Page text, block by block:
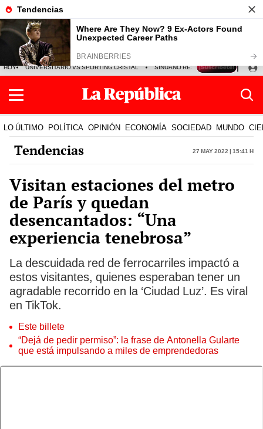
HOY UNIVERSITARIO VS SPORTING CRISTAL SINUANO RESULTADOS HOY
LO ÚLTIMO POLÍTICA OPINIÓN ECONOMÍA SOCIEDAD MUNDO
Tendencias 27 May 2022 | 15:41 h
Visitan estaciones del metro
de París y quedan
desencantados: “Una
experiencia tenebrosa”
La descuidada red de ferrocarriles impactó a
estos visitantes, quienes esperaban tener un
agradable recorrido en la ‘Ciudad Luz’. Es viral
en TikTok.
Este billete
“Dejá de pedir permiso”: la frase de Antonella Gularte
que está impulsando a miles de emprendedoras